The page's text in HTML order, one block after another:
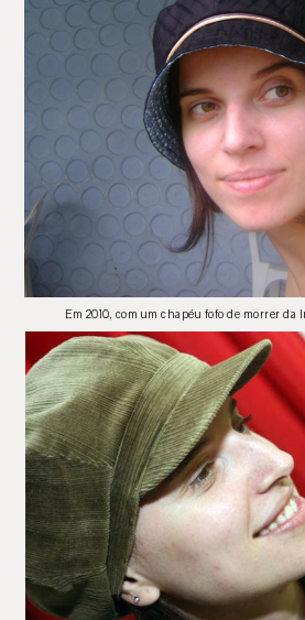
Em 2010, com um chapéu fofo de morrer